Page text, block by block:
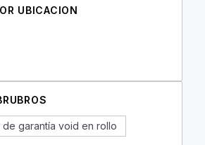
UBICACION
de garantía void en rollo